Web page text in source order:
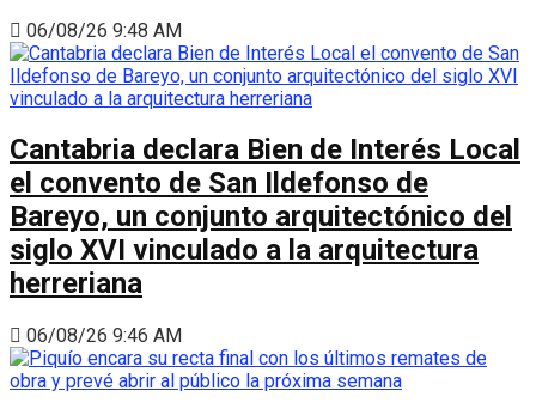
06/08/26 9:48 AM
Cantabria declara Bien de Interés Local
el convento de San Ildefonso de
Bareyo, un conjunto arquitectónico del
siglo XVI vinculado a la arquitectura
herreriana
06/08/26 9:46 AM